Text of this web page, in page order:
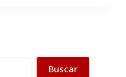
Buscar